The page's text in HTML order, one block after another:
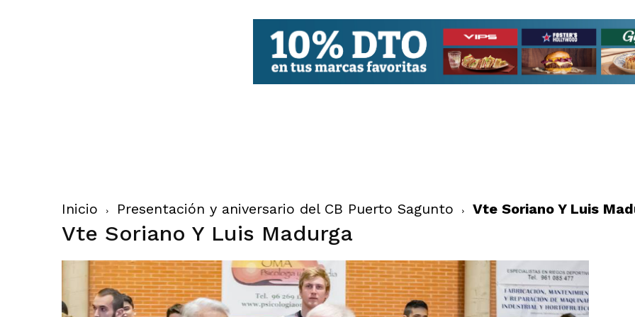
Inicio Presentación y aniversario del CB Puerto Sagunto Vte Soriano Y Luis
Vte Soriano Y Luis Madurga